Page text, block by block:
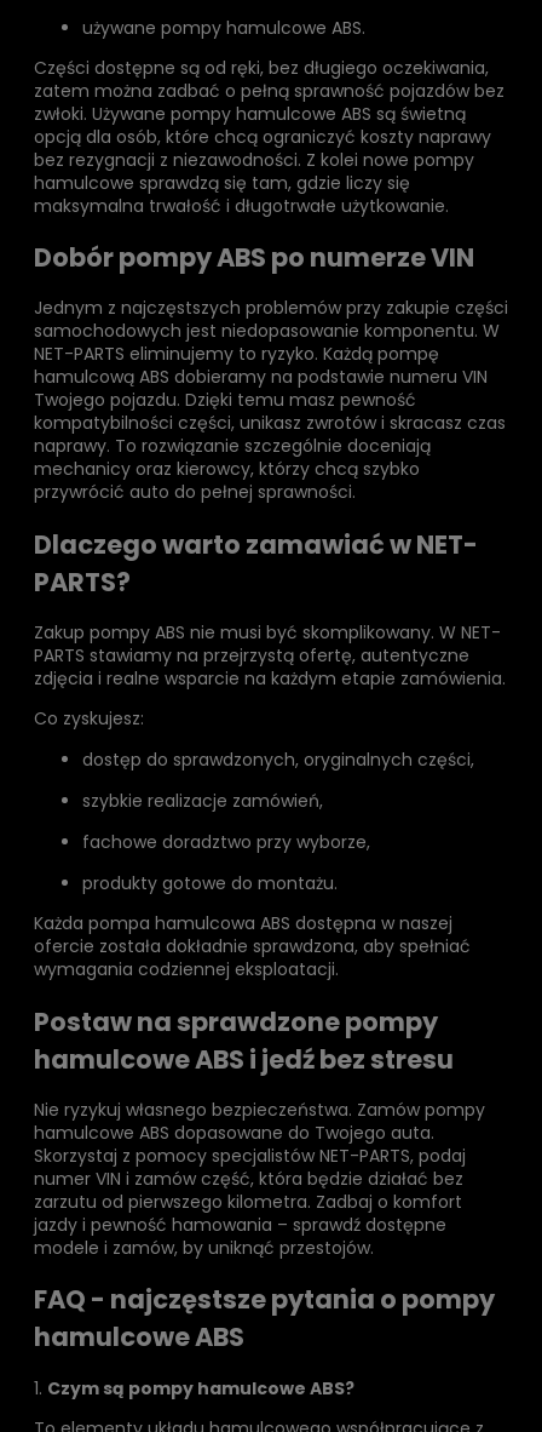
używane pompy hamulcowe ABS.
Części dostępne są od ręki, bez długiego oczekiwania,
zatem można zadbać o pełną sprawność pojazdów bez
zwłoki. Używane pompy hamulcowe ABS są świetną
opcją dla osób, które chcą ograniczyć koszty naprawy
bez rezygnacji z niezawodności. Z kolei nowe pompy
hamulcowe sprawdzą się tam, gdzie liczy się
maksymalna trwałość i długotrwałe użytkowanie.
Dobór pompy ABS po numerze VIN
Jednym z najczęstszych problemów przy zakupie części
samochodowych jest niedopasowanie komponentu. W
NET-PARTS eliminujemy to ryzyko. Każdą pompę
hamulcową ABS dobieramy na podstawie numeru VIN
Twojego pojazdu. Dzięki temu masz pewność
kompatybilności części, unikasz zwrotów i skracasz czas
naprawy. To rozwiązanie szczególnie doceniają
mechanicy oraz kierowcy, którzy chcą szybko
przywrócić auto do pełnej sprawności.
Dlaczego warto zamawiać w NET-
PARTS?
Zakup pompy ABS nie musi być skomplikowany. W NET-
PARTS stawiamy na przejrzystą ofertę, autentyczne
zdjęcia i realne wsparcie na każdym etapie zamówienia.
Co zyskujesz:
dostęp do sprawdzonych, oryginalnych części,
szybkie realizacje zamówień,
fachowe doradztwo przy wyborze,
produkty gotowe do montażu.
Każda pompa hamulcowa ABS dostępna w naszej
ofercie została dokładnie sprawdzona, aby spełniać
wymagania codziennej eksploatacji.
Postaw na sprawdzone pompy
hamulcowe ABS i jedź bez stresu
Nie ryzykuj własnego bezpieczeństwa. Zamów pompy
hamulcowe ABS dopasowane do Twojego auta.
Skorzystaj z pomocy specjalistów NET-PARTS, podaj
numer VIN i zamów część, która będzie działać bez
zarzutu od pierwszego kilometra. Zadbaj o komfort
jazdy i pewność hamowania – sprawdź dostępne
modele i zamów, by uniknąć przestojów.
FAQ - najczęstsze pytania o pompy
hamulcowe ABS
1. Czym są pompy hamulcowe ABS?